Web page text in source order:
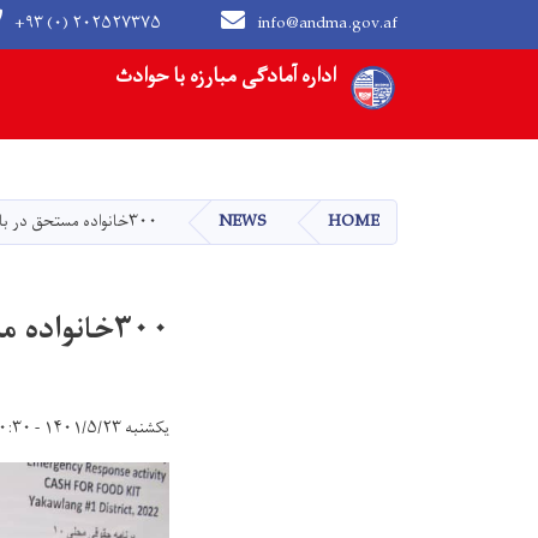
اداره آمادگی مبارزه با حوادث
info@andma.gov.af +۹۳ (۰) ۲۰۲۵۲۷۳۷۵
Main navigation
HOME
NEWS ۳۰۰خانواده مستحق در بامیان کمک نقدی دریافت کردند
۳۰۰خانواده مستحق در بامیان کمک نقدی دریافت کردند
یکشنبه ۱۴۰۱/۵/۲۳ - ۱۰:۳۰